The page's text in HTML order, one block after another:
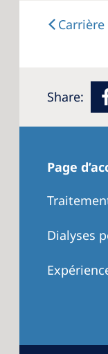
Carrière
Share:
Page
Dialyses